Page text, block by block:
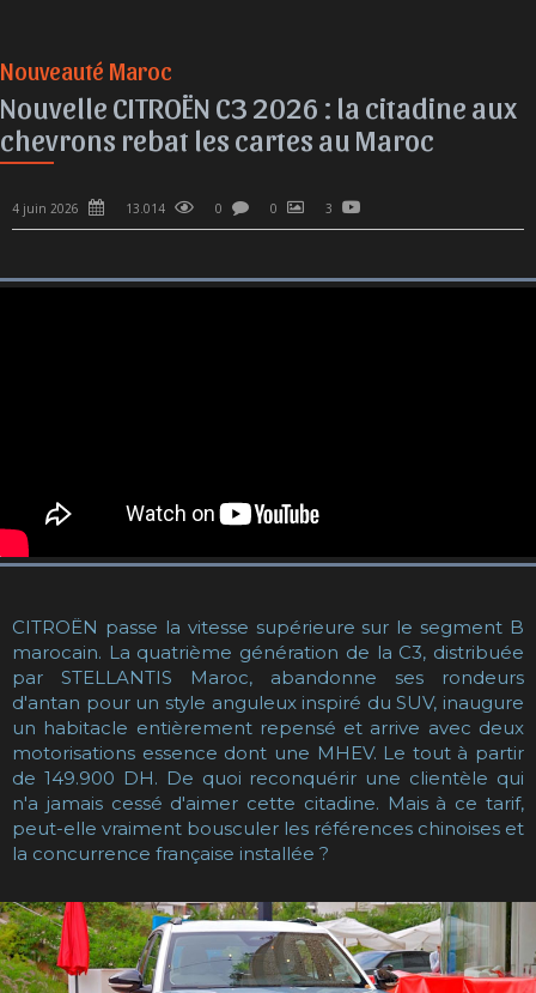
Nouveauté Maroc
Nouvelle CITROËN C3 2026 : la citadine aux
chevrons rebat les cartes au Maroc
4 juin 2026 13.014 0 0 3
CITROËN passe la vitesse supérieure sur le segment B
marocain. La quatrième génération de la C3, distribuée
par STELLANTIS Maroc, abandonne ses rondeurs
d'antan pour un style anguleux inspiré du SUV, inaugure
un habitacle entièrement repensé et arrive avec deux
motorisations essence dont une MHEV. Le tout à partir
de 149.900 DH. De quoi reconquérir une clientèle qui
n'a jamais cessé d'aimer cette citadine. Mais à ce tarif,
peut-elle vraiment bousculer les références chinoises et
la concurrence française installée ?